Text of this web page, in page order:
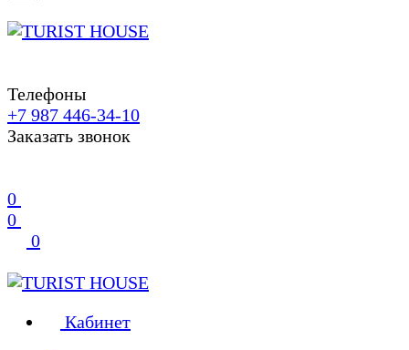
Телефоны
+7 987 446-34-10
Заказать звонок
0
0
0
Кабинет